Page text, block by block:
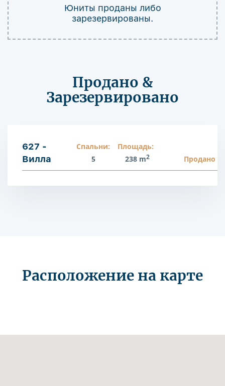
Юниты проданы либо
зарезервированы.
Продано &
Зарезервировано
627 -
Вилла
Спальни:
5
Площадь:
238 m2 Продано
Расположение на карте